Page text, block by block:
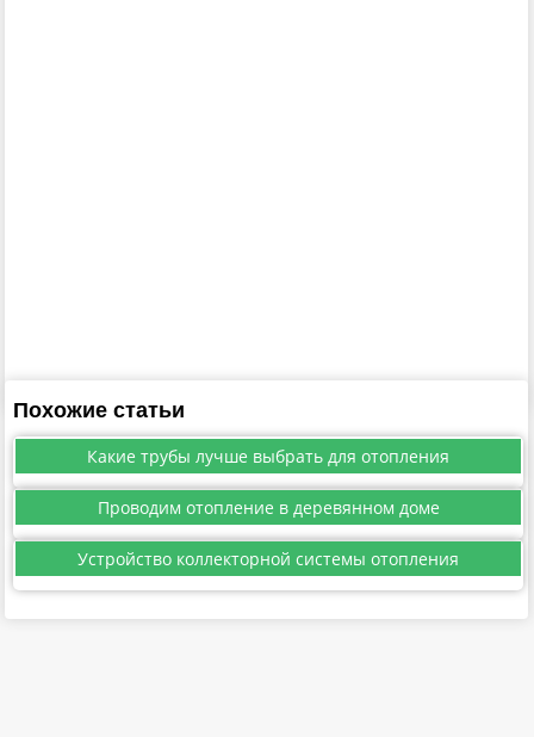
Похожие статьи
Какие трубы лучше выбрать для отопления
Проводим отопление в деревянном доме
Устройство коллекторной системы отопления